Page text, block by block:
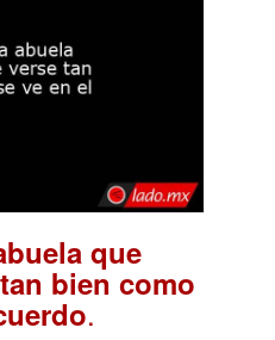
que
bien como
.